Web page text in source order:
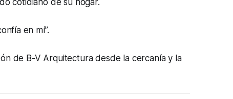
cotidiano de su hogar.
en mí”.
de B-V Arquitectura desde la cercanía y la